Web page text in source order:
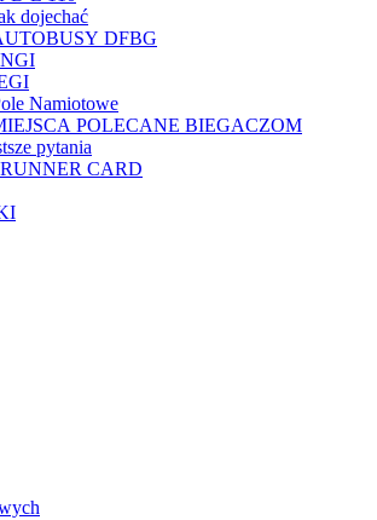
dojechać
DFBG
Namiotowe
POLECANE BIEGACZOM
pytania
CARD